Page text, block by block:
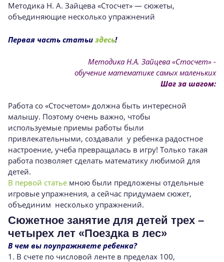
Методика Н. А. Зайцева «Стосчет» — сюжеты,
объединяющие несколько упражнений
Первая часть статьи здесь!
Методика Н.А. Зайцева«Стосчет» -
обучение математике самых маленьких
Шаг за шагом:
Работа со «Стосчетом» должна быть интересной
малышу. Поэтому очень важно, чтобы
используемые приемы работы были
привлекательными, создавали у ребенка радостное
настроение, учеба превращалась в игру! Только такая
работа позволяет сделать математику любимой для
детей.
В первой статье мною были предложены отдельные
игровые упражнения, а сейчас придумаем сюжет,
объединим несколько упражнений.
Сюжетное занятие для детей трех –
четырех лет «Поездка в лес»
В чем вы поупражняете ребенка?
1. В счете по числовой ленте в пределах 100,